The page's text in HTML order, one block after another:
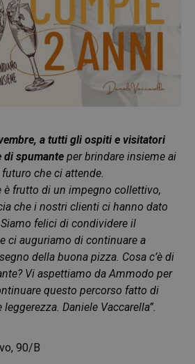
a tutti gli ospiti e visitatori
di spumante per brindare insieme ai
che ci attende.
è frutto di un impegno collettivo,
che i nostri clienti ci hanno dato
felici di condividere il
ci auguriamo di continuare a
della buona pizza. Cosa c’è di
Vi aspettiamo da Ammodo per
questo percorso fatto di
Daniele Vaccarella”.
90/B